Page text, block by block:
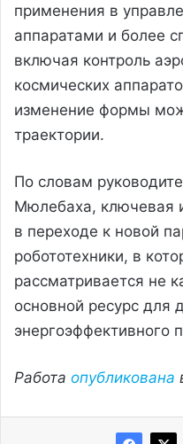
применения в
аппаратами и более
включая контроль
космических
изменение формы
траектории.
По словам
Мюлебаха, ключевая
в переходе к новой
робототехники, в
рассматривается не
основной ресурс для
энергоэффективного
Работа опубликована